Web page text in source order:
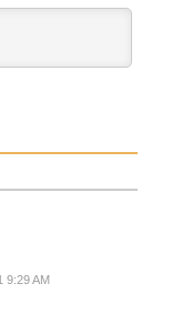
9:29 AM